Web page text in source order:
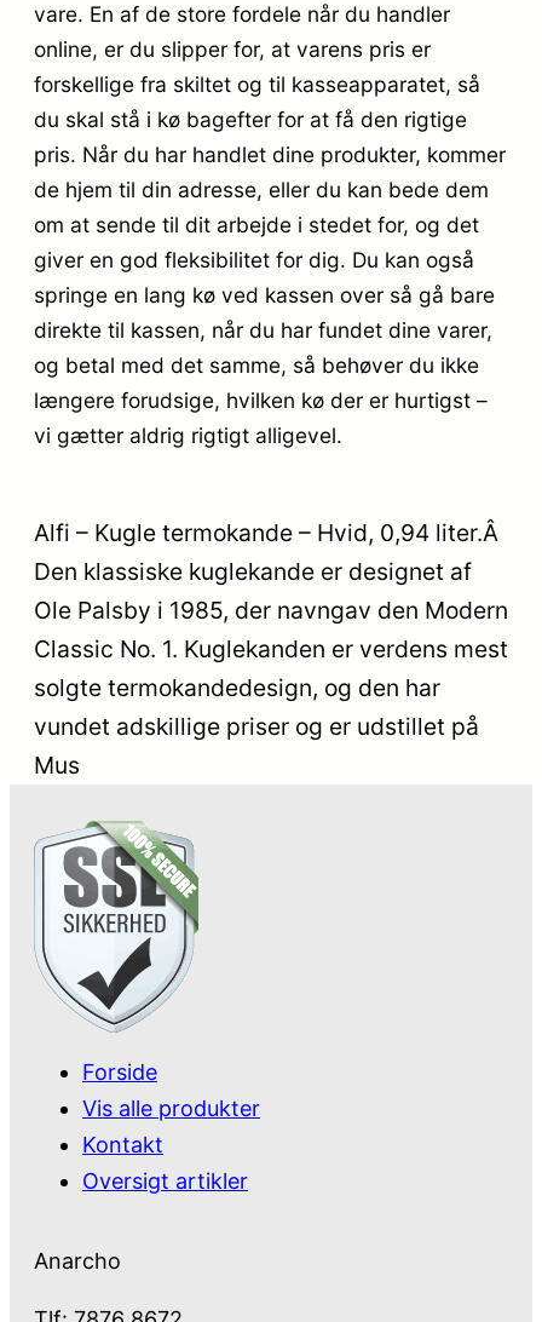
vare. En af de store fordele når du handler
online, er du slipper for, at varens pris er
forskellige fra skiltet og til kasseapparatet, så
du skal stå i kø bagefter for at få den rigtige
pris. Når du har handlet dine produkter, kommer
de hjem til din adresse, eller du kan bede dem
om at sende til dit arbejde i stedet for, og det
giver en god fleksibilitet for dig. Du kan også
springe en lang kø ved kassen over så gå bare
direkte til kassen, når du har fundet dine varer,
og betal med det samme, så behøver du ikke
længere forudsige, hvilken kø der er hurtigst –
vi gætter aldrig rigtigt alligevel.
Alfi – Kugle termokande – Hvid, 0,94 liter.Â
Den klassiske kuglekande er designet af
Ole Palsby i 1985, der navngav den Modern
Classic No. 1. Kuglekanden er verdens mest
solgte termokandedesign, og den har
vundet adskillige priser og er udstillet på
Mus
Forside
Vis alle produkter
Kontakt
Oversigt artikler
Anarcho